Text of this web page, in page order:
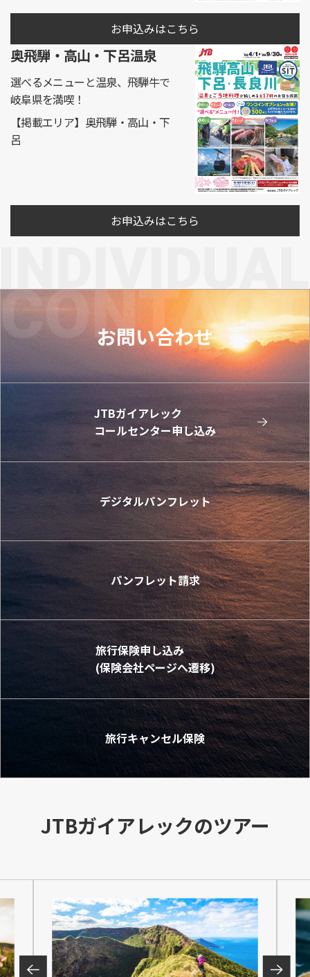
お申込みはこちら
奥飛騨・高山・下呂温泉
選べるメニューと温泉、飛騨牛で
岐阜県を満喫！
【掲載エリア】奥飛騨・高山・下
呂
お申込みはこちら
お問い合わせ
JTBガイアレック
コールセンター申し込み
デジタルパンフレット
パンフレット請求
旅行保険申し込み
(保険会社ページへ遷移)
旅行キャンセル保険
JTBガイアレックのツアー